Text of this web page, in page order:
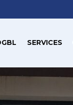
SERVICES